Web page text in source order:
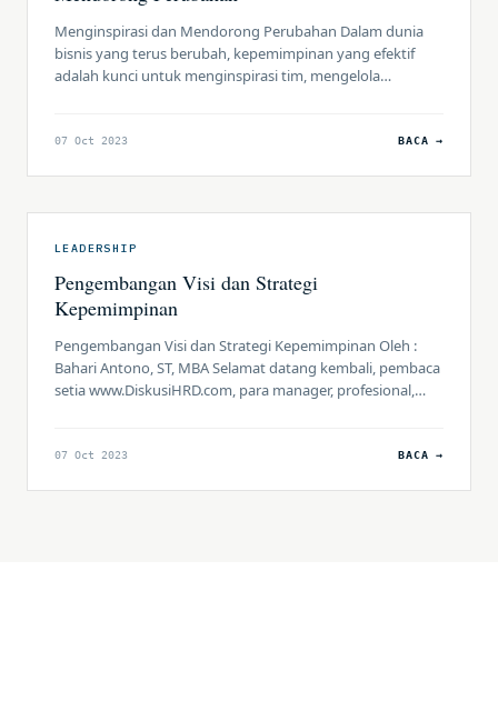
Menginspirasi dan Mendorong Perubahan Dalam dunia
bisnis yang terus berubah, kepemimpinan yang efektif
adalah kunci untuk menginspirasi tim, mengelola
penting dari kepemimpinan yang dapat membantu Anda
Inspirasional Kepemimpinan […]
07 Oct 2023 BACA →
LEADERSHIP
Pengembangan Visi dan Strategi
Kepemimpinan
Pengembangan Visi dan Strategi Kepemimpinan Oleh :
Bahari Antono, ST, MBA Selamat datang kembali, pembaca
setia www.DiskusiHRD.com, para manager, profesional,
kepemimpinan yang merupakan komponen kunci dalam
07 Oct 2023 BACA →